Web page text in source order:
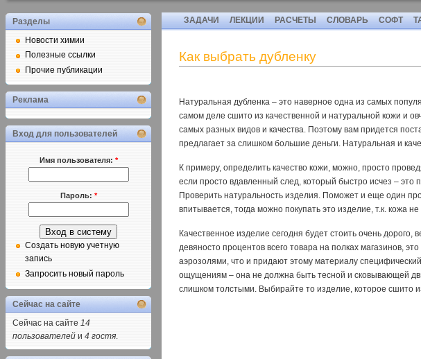
ЗАДАЧИ ЛЕКЦИИ РАСЧЕТЫ СЛОВАРЬ СОФТ
Как выбрать дубленку
Натуральная дубленка – это наверное одна из самых
самом деле сшито из качественной и натуральной кожи и
самых разных видов и качества. Поэтому вам придется
предлагает за слишком большие деньги. Натуральная и
К примеру, определить качество кожи, можно, просто
если просто вдавленный след, который быстро исчез –
Проверить натуральность изделия. Поможет и еще один
впитывается, тогда можно покупать это изделие, т.к. кожа
Качественное изделие сегодня будет стоить очень
девяносто процентов всего товара на полках магазинов,
аэрозолями, что и придают этому материалу
ощущениям – она не должна быть тесной и сковывающей
слишком толстыми. Выбирайте то изделие, которое сшито
Разделы
Новости химии
Полезные ссылки
Прочие публикации
Реклама
Вход для пользователей
Имя пользователя: *
Пароль: *
Создать новую учетную
запись
Запросить новый пароль
Сейчас на сайте
Сейчас на сайте 14
пользователей и 4 гостя.